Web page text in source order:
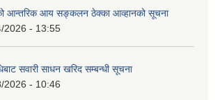
आन्तरिक आय सङ्कलन ठेक्का आव्हानको सूचना
2026 - 13:55
सवारी साधन खरिद सम्बन्धी सूचना
2026 - 10:46